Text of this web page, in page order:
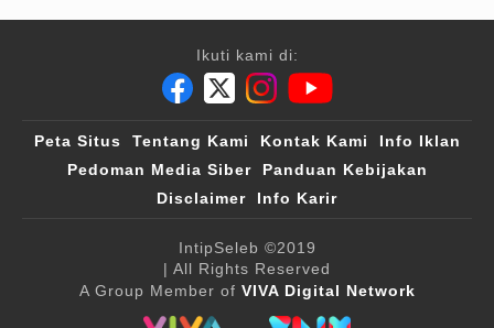
Ikuti kami di:
Peta Situs Tentang Kami Kontak Kami
Info Iklan
Pedoman Media Siber
Panduan Kebijakan
Disclaimer
Info Karir
IntipSeleb ©2019
| All Rights Reserved
A Group Member of VIVA Digital Network